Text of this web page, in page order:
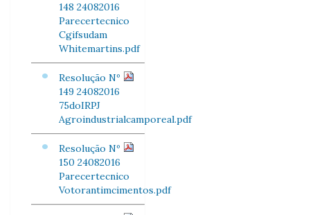
148 24082016
Parecertecnico
Cgifsudam
Whitemartins.pdf
Resolução Nº
149 24082016
75doIRPJ
Agroindustrialcamporeal.pdf
Resolução Nº
150 24082016
Parecertecnico
Votorantimcimentos.pdf